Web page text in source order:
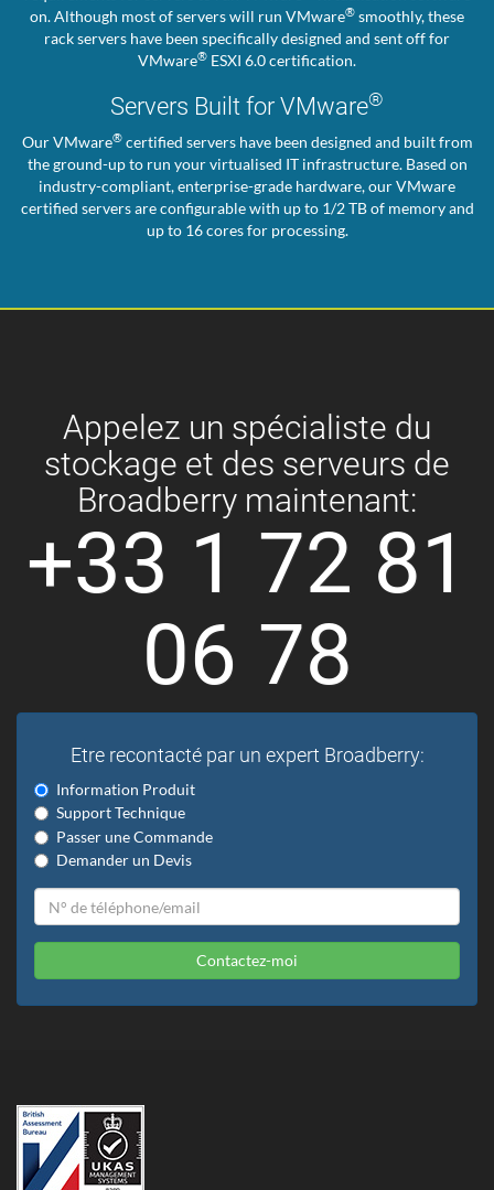
on. Although most of servers will run VMware® smoothly, these
rack servers have been specifically designed and sent off for
VMware® ESXI 6.0 certification.
Servers Built for VMware®
Our VMware®certified servers have been designed and built from
the ground-up to run your virtualised IT infrastructure. Based on
industry-compliant, enterprise-grade hardware, our VMware
certified servers are configurable with up to 1/2 TB of memory and
up to 16 cores for processing.
Appelez un spécialiste du
stockage et des serveurs de
Broadberry maintenant:
+33 1 72 81
06 78
Etre recontacté par un expert Broadberry:
Information Produit
Support Technique
Passer une Commande
Demander un Devis
Contactez-moi